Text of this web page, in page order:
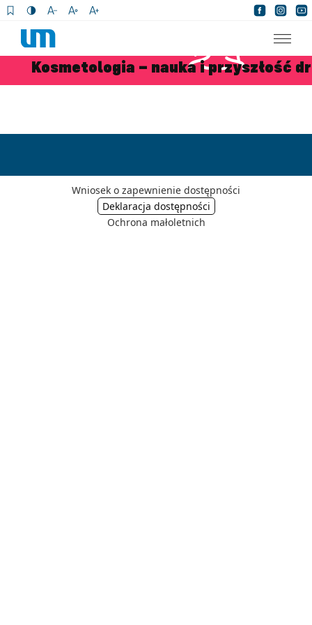
×
Kosmetologia – nauka i przyszłość
Wniosek o zapewnienie dostępności
Ochrona małoletnich